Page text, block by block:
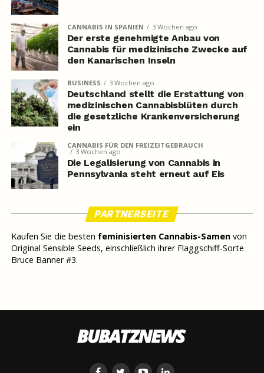
CANNABIS IN SPANIEN 3 Wochen ago
Der erste genehmigte Anbau von
Cannabis für medizinische Zwecke auf
den Kanarischen Inseln
BUSINESS 3 Wochen ago
Deutschland stellt die Erstattung von
medizinischen Cannabisblüten durch
die gesetzliche Krankenversicherung
ein
CANNABIS FÜR DEN FREIZEITGEBRAUCH
3 Wochen ago
Die Legalisierung von Cannabis in
Pennsylvania steht erneut auf Eis
PARTNERSEITE
Kaufen Sie die besten feminisierten Cannabis-Samenvon
Original Sensible Seeds, einschließlich ihrer Flaggschiff-Sorte
Bruce Banner #3.